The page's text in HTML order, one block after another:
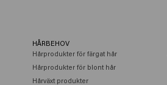
HÅRBEHOV
Hårprodukter för färgat hår
Hårprodukter för blont hår
Hårväxt produkter